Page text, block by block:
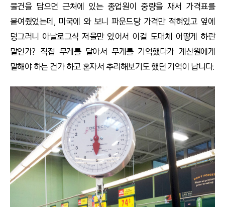
물건을 담으면 근처에 있는 종업원이 중량을 재서 가격표를
붙여줬었는데, 미국에 와 보니 파운드당 가격만 적혀있고 옆에
덩그러니 아날로그식 저울만 있어서 이걸 도대체 어떻게 하란
말인가? 직접 무게를 달아서 무게를 기억했다가 계산원에게
말해야 하는 건가 하고 혼자서 추리해보기도 했던 기억이 납니다.